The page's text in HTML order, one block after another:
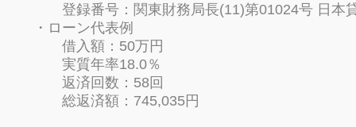
登録番号：関東財務局長(11)第01024号 日本
ローン代表例
借入額：50万円
実質年率18.0％
返済回数：58回
総返済額：745,035円